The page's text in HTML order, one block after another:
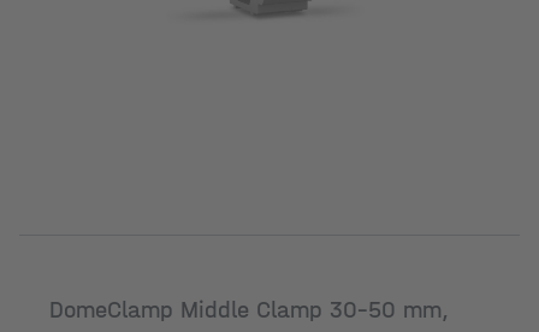
DomeClamp Middle Clamp 30-50 mm,